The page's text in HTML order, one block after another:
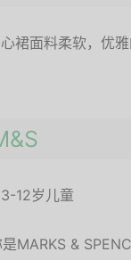
裙面料柔软，优
12岁儿童
MARKS &